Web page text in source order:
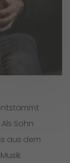
Sohn
aus dem